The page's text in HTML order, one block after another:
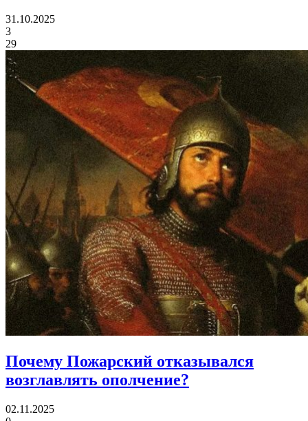
31.10.2025
3
29
Почему Пожарский отказывался
возглавлять ополчение?
02.11.2025